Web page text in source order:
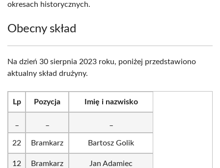
okresach historycznych.
Obecny skład
Na dzień 30 sierpnia 2023 roku, poniżej przedstawiono
aktualny skład drużyny.
Lp Pozycja Imię i nazwisko
22 Bramkarz Bartosz Golik
12 Bramkarz Jan Adamiec